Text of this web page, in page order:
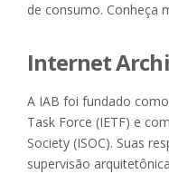
de consumo. Conheça
Internet
A IAB foi fundado
Task Force (IETF) e
Society (ISOC). Suas
supervisão